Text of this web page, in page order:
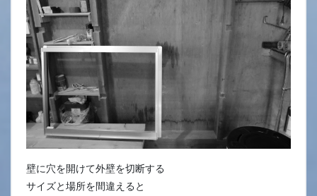
壁に穴を開けて外壁を切断する
サイズと場所を間違えると